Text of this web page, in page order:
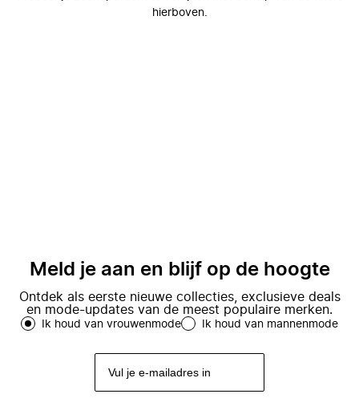
hierboven.
Meld je aan en blijf op de hoogte
Ontdek als eerste nieuwe collecties, exclusieve deals
en mode-updates van de meest populaire merken.
Ik houd van vrouwenmode Ik houd van mannenmode